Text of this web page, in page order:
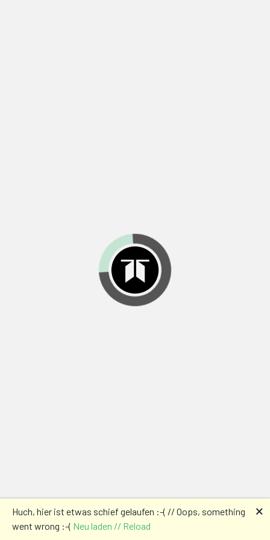
Huch, hier ist etwas schief gelaufen :-( // Oops, something
went wrong :-( Neu laden // Reload
🗙